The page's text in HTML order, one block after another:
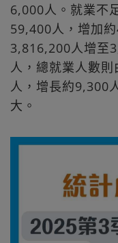
6,000人。就業不
59,400人，增加
3,816,200人增至
人，總就業人數
人，增長約9,300
大。